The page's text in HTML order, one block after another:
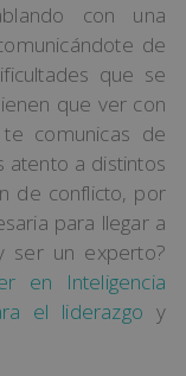
con una
de
que se
que ver con
comunicas de
atento a distintos
de conflicto, por
para llegar a
ser un experto?
en Inteligencia
el liderazgo y